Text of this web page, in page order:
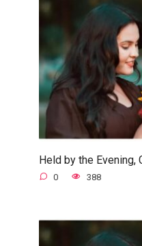
Held by the Evening,
0 388